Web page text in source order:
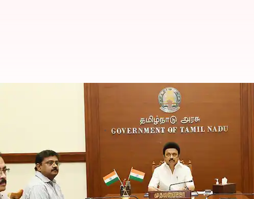
முதல்வர் ஸ்டாலின்
உதயநிதி மிஸ்ஸிங்
Venkatalakshmi V Aug 13, 2024 02:02 pm
செய்தி முன்னோட்டம்
தமிழக முதல்வர் மு.க.ஸ்டாலின்தலைமையில்
இந்த மாத இறுதியில், தொழில்முதலீடுகளை